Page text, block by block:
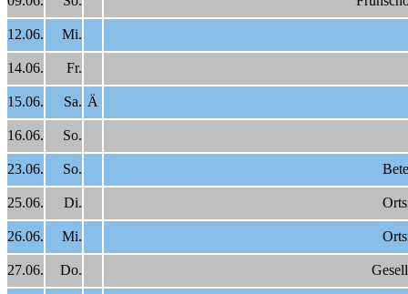
12.06. Mi.
14.06. Fr.
15.06. Sa. Ä
16.06. So.
23.06. So.
25.06. Di.
26.06. Mi.
27.06. Do.